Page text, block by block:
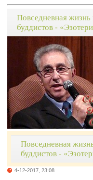
Повседневная жизнь
буддистов -
Повседневная
буддистов -
4-12-2017, 23:08